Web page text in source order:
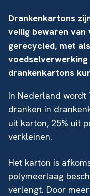
Drankenkartons
veilig bewaren van
gerecycled, met
drankenkartons
In Nederland wordt
dranken in
uit karton, 25% uit
verkleinen.
Het karton is
polymeerlaag
verlengt. Door